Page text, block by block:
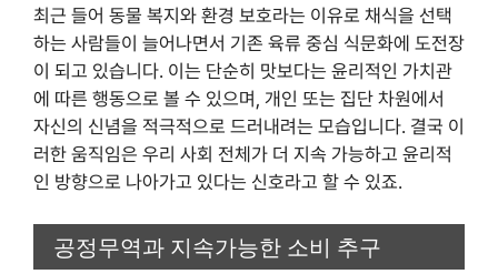
최근 들어 동물 복지와 환경 보호라는 이유로 채식을 선택
하는 사람들이 늘어나면서 기존 육류 중심 식문화에 도전장
이 되고 있습니다. 이는 단순히 맛보다는 윤리적인 가치관
에 따른 행동으로 볼 수 있으며, 개인 또는 집단 차원에서
자신의 신념을 적극적으로 드러내려는 모습입니다. 결국 이
러한 움직임은 우리 사회 전체가 더 지속 가능하고 윤리적
인 방향으로 나아가고 있다는 신호라고 할 수 있죠.
공정무역과 지속가능한 소비 추구